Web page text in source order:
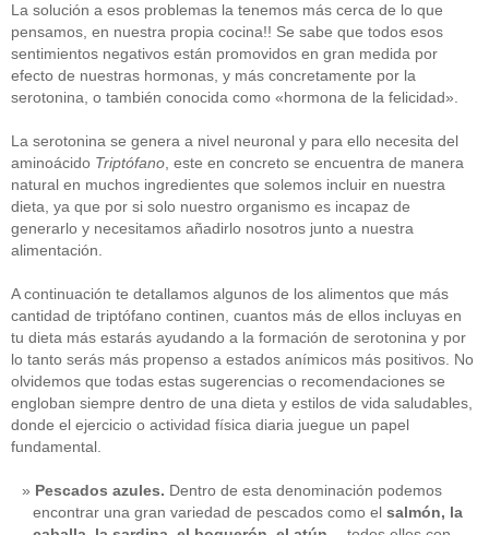
La solución a esos problemas la tenemos más cerca de lo que
pensamos, en nuestra propia cocina!! Se sabe que todos esos
sentimientos negativos están promovidos en gran medida por
efecto de nuestras hormonas, y más concretamente por la
serotonina, o también conocida como «hormona de la felicidad».
La serotonina se genera a nivel neuronal y para ello necesita del
aminoácido Triptófano, este en concreto se encuentra de manera
natural en muchos ingredientes que solemos incluir en nuestra
dieta, ya que por si solo nuestro organismo es incapaz de
generarlo y necesitamos añadirlo nosotros junto a nuestra
alimentación.
A continuación te detallamos algunos de los alimentos que más
cantidad de triptófano continen, cuantos más de ellos incluyas en
tu dieta más estarás ayudando a la formación de serotonina y por
lo tanto serás más propenso a estados anímicos más positivos. No
olvidemos que todas estas sugerencias o recomendaciones se
engloban siempre dentro de una dieta y estilos de vida saludables,
donde el ejercicio o actividad física diaria juegue un papel
fundamental.
Pescados azules. Dentro de esta denominación podemos
encontrar una gran variedad de pescados como el salmón, la